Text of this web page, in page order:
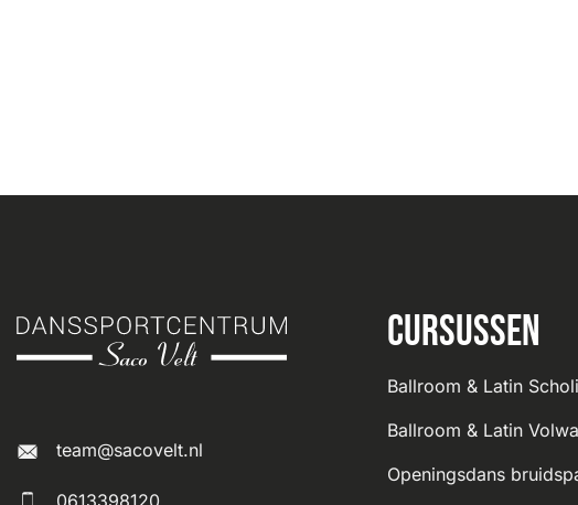
team@sacovelt.nl
0613398120
Cursussen
Ballroom & Latin
Ballroom & Latin
Openingsdans